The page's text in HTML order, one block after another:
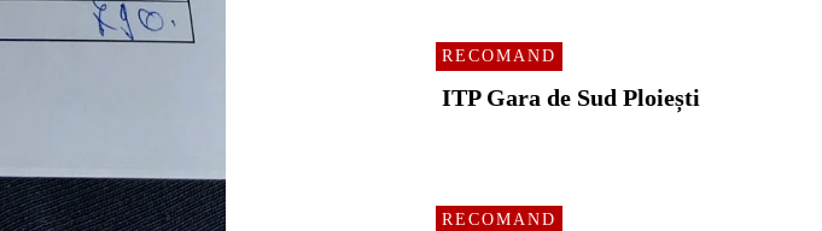
RECOMAND
ITP Gara de Sud Ploiești
RECOMAND